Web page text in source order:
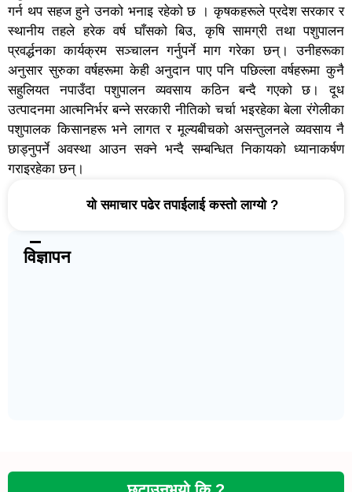
विज्ञापन
गर्न थप सहज हुने उनको भनाइ रहेको छ । कृषकहरूले प्रदेश सरकार र
स्थानीय तहले हरेक वर्ष घाँसको बिउ, कृषि सामग्री तथा पशुपालन
प्रवर्द्धनका कार्यक्रम सञ्चालन गर्नुपर्ने माग गरेका छन्। उनीहरूका
अनुसार सुरुका वर्षहरूमा केही अनुदान पाए पनि पछिल्ला वर्षहरूमा कुनै
सहुलियत नपाउँदा पशुपालन व्यवसाय कठिन बन्दै गएको छ। दूध
उत्पादनमा आत्मनिर्भर बन्ने सरकारी नीतिको चर्चा भइरहेका बेला रंगेलीका
पशुपालक किसानहरू भने लागत र मूल्यबीचको असन्तुलनले व्यवसाय नै
छाड्नुपर्ने अवस्था आउन सक्ने भन्दै सम्बन्धित निकायको ध्यानाकर्षण
गराइरहेका छन्।
यो समाचार पढेर तपाईलाई कस्तो लाग्यो ?